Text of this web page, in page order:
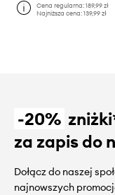
Cena regularna:189,99 zł
Najniższa cena:139,99 zł
-20%
za zapis do
Dołącz do naszej
najnowszych